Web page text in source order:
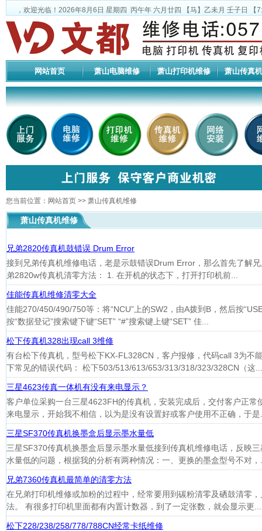
，欢迎光临！ 2026年8月6日 星期四 丙午年 六月廿四 【马】乙未月 壬子日 【
网站首页 萧山电脑维修 萧山打印机维修 萧山传真
您当前位置： 网站首页 >> 萧山传真机维修
萧山传真机维修
兄弟2820传真机鼓错误 Drum Error
接到兄弟传真机维修电话，老是示鼓错误Drum Error，那么首先了解
弟2820w传真机清零方法： 1. 在开机的状态下，打开打印机前...
佳能传真机维修清零大全
佳能270/450/490/750等：将“NCU”上的SW2，由A拨到B，然后按
按“数据登记”搜索键下键“SET” “#”搜索键上键“SET” 佳...
松下传真机328出现call 3维修
有台松下传真机，型号松下KX-FL328CN，客户报修，代码call 3为不
下常见的错误代码： 松下503/513/613/653/313/318/323/328CN（这...
三星4623传真一体机有没有来电显示？
客户单位采购一台三星4623FH的传真机，安装完成后，交付客户正常
来电显示，开始我不相信，以为是没有设置好或客户使用不正确，于是
三星SF370传真机换墨盒后显示墨水量低
三星SF370传真机换墨盒后显示墨水量低接到传真机维修电话，反映
水量低的问题，根据我的分析有两种情况：一、更换的墨盒型号不对，
兄弟7360传真机最简单的清零方法
在兄弟打印机维修或加粉的过程中，经常要用到碳粉清零及硒鼓清零
法。 有很多打印机里面都有内置计数器，到了一定张数，就会显示更...
松下228/238/258/778/788CN经常卡纸维修